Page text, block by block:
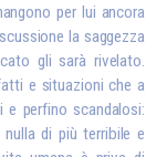
per lui ancora
la saggezza
gli sarà rivelato.
e situazioni che a
e perfino scandalosi:
di più terribile e